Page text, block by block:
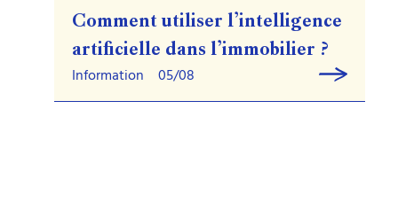
Comment utiliser l’intelligence
artificielle dans l’immobilier ?
Information 05/08